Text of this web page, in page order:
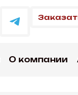
О компании